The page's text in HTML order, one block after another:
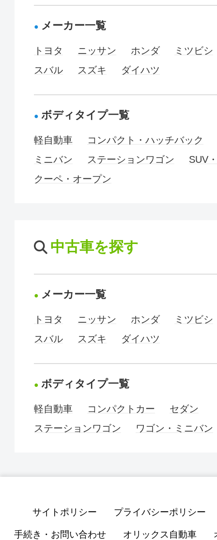
メーカー一覧
トヨタ ニッサン ホンダ
ミツビシ
スバル
スズキ ダイハツ
ボディタイプ一覧
軽自動車
コンパクト・ハッチバック
ミニバン
ステーションワゴン
SUV
クーペ・オープン
中古車を探す
メーカー一覧
トヨタ ニッサン ホンダ
ミツビシ
スバル
スズキ ダイハツ
ボディタイプ一覧
軽自動車 コンパクトカー
セダン
ステーションワゴン
ワゴン・ミニバン
サイトポリシー プライバシーポリシー
手続き・お問い合わせ オリックス自動車